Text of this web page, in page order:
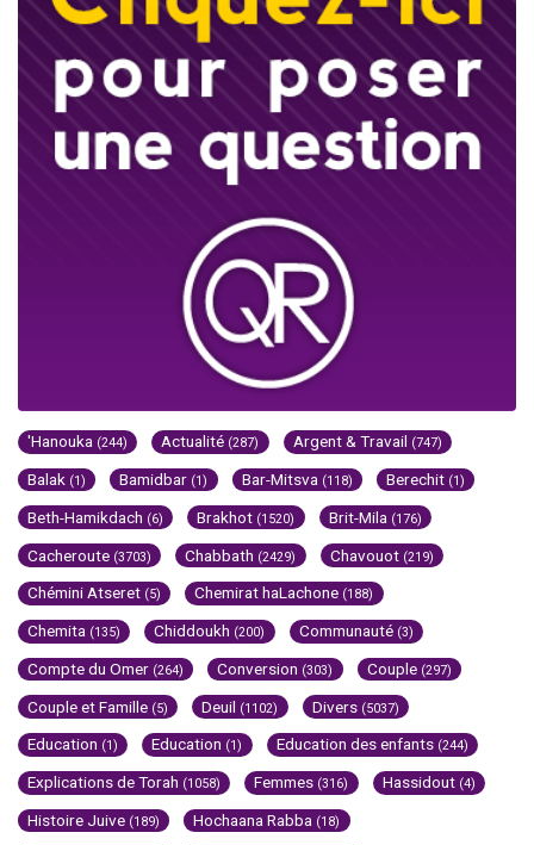
'Hanouka (244) Actualité (287) Argent & Travail (747)
Balak (1) Bamidbar (1) Bar-Mitsva (118) Berechit (1)
Beth-Hamikdach (6) Brakhot (1520) Brit-Mila (176)
Cacheroute (3703) Chabbath (2429) Chavouot (219)
Chémini Atseret (5) Chemirat haLachone (188)
Chemita (135) Chiddoukh (200) Communauté (3)
Compte du Omer (264) Conversion (303) Couple (297)
Couple et Famille (5) Deuil (1102) Divers (5037)
Education (1) Education (1) Education des enfants (244)
Explications de Torah (1058) Femmes (316) Hassidout (4)
Histoire Juive (189) Hochaana Rabba (18)